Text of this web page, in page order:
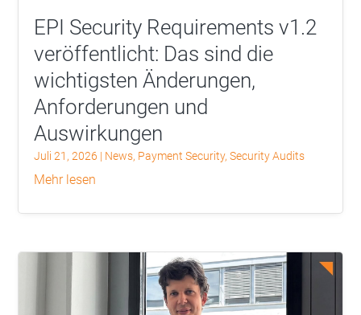
EPI Security Requirements v1.2
veröffentlicht: Das sind die
wichtigsten Änderungen,
Anforderungen und
Auswirkungen
Juli 21, 2026 | News, Payment Security,Security Audits
mehr lesen